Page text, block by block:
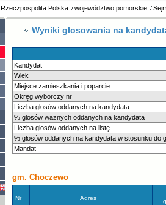
Wyniki głosowania na
Kandydat
Wiek
Miejsce zamieszkania i poparcie
Okręg wyborczy nr
Liczba głosów oddanych na kandydata
% głosów ważnych oddanych na kandydata
Liczba głosów oddanych na listę
% głosów oddanych na kandydata w stosunku do
Mandat
gm. Choczewo
Nr Adres
Rzeczpospolita Polska województwo pomorskie